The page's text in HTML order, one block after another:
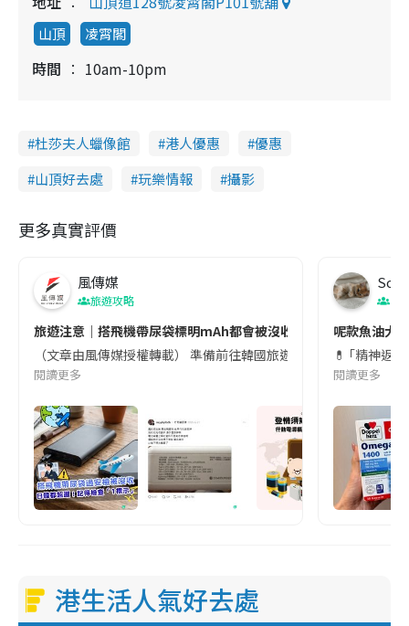
山頂 凌霄閣
時間 10am-10pm
杜莎夫人蠟像館 港人優惠
優惠
山頂好去處
玩樂情報 攝影
更多真實評價
風傳媒
旅遊攻略
旅遊注意｜搭飛機帶尿袋標明mAh都會被沒收😱出發前切記檢查
（文章由風傳媒授權轉載） 準備前往韓國旅遊的民眾，近期要
閱讀更多
Soul
呢款魚油大
💊 ｢精神返
閱讀更多
港生活人氣好去處